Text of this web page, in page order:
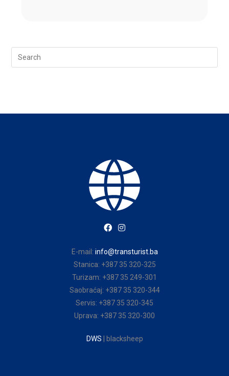
E-mail: info@transturist.ba
Stanica: +387 35 320-325
Turizam: +387 35 249-301
Saobraćaj: +387 35 320-344
Servis: +387 35 320-345
Uprava: +387 35 320-300
DWS | blacksheep